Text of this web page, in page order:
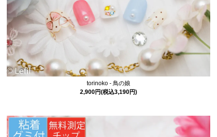
torinoko - 鳥の娘
2,900円(税込3,190円)